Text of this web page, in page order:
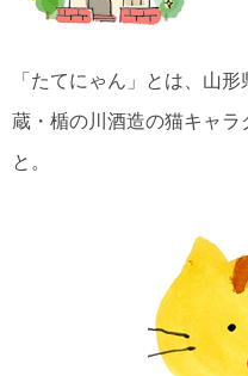
「たてにゃん」とは、山
蔵・楯の川酒造の猫キャラ
と。